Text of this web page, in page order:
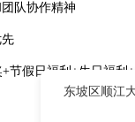
队协作精神
节假日福利+生日福利
东坡区顺江